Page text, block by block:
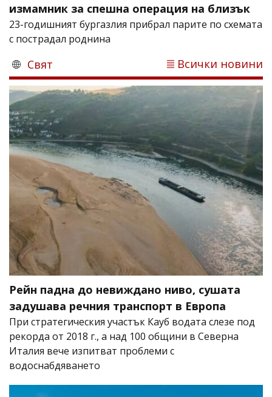
измамник за спешна операция на близък
23-годишният бургазлия прибрал парите по схемата
с пострадал роднина
Свят Всички новини
Рейн падна до невиждано ниво, сушата
задушава речния транспорт в Европа
При стратегическия участък Кауб водата слезе под
рекорда от 2018 г., а над 100 общини в Северна
Италия вече изпитват проблеми с
водоснабдяването